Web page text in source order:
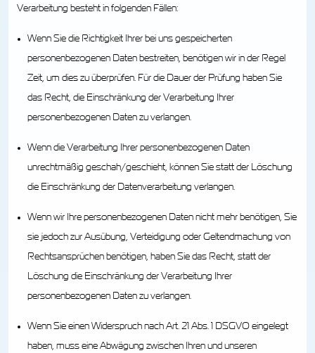
Verarbeitung besteht in folgenden Fällen:
Wenn Sie die Richtigkeit Ihrer bei uns gespeicherten
personenbezogenen Daten bestreiten, benötigen wir in der Regel
Zeit, um dies zu überprüfen. Für die Dauer der Prüfung haben Sie
das Recht, die Einschränkung der Verarbeitung Ihrer
personenbezogenen Daten zu verlangen.
Wenn die Verarbeitung Ihrer personenbezogenen Daten
unrechtmäßig geschah/geschieht, können Sie statt der Löschung
die Einschränkung der Datenverarbeitung verlangen.
Wenn wir Ihre personenbezogenen Daten nicht mehr benötigen, Sie
sie jedoch zur Ausübung, Verteidigung oder Geltendmachung von
Rechtsansprüchen benötigen, haben Sie das Recht, statt der
Löschung die Einschränkung der Verarbeitung Ihrer
personenbezogenen Daten zu verlangen.
Wenn Sie einen Widerspruch nach Art. 21 Abs. 1 DSGVO eingelegt
haben, muss eine Abwägung zwischen Ihren und unseren